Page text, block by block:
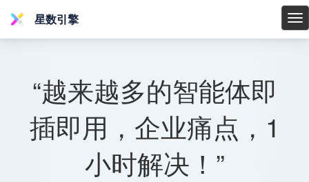
星
星数引擎
“越来越多的智能体即
插即用，企业痛点，1
小时解决！”